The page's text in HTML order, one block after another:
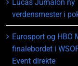
Lucas Jumalon ny
verdensmester i
Eurosport og HBO
finalebordet i
Event direkte